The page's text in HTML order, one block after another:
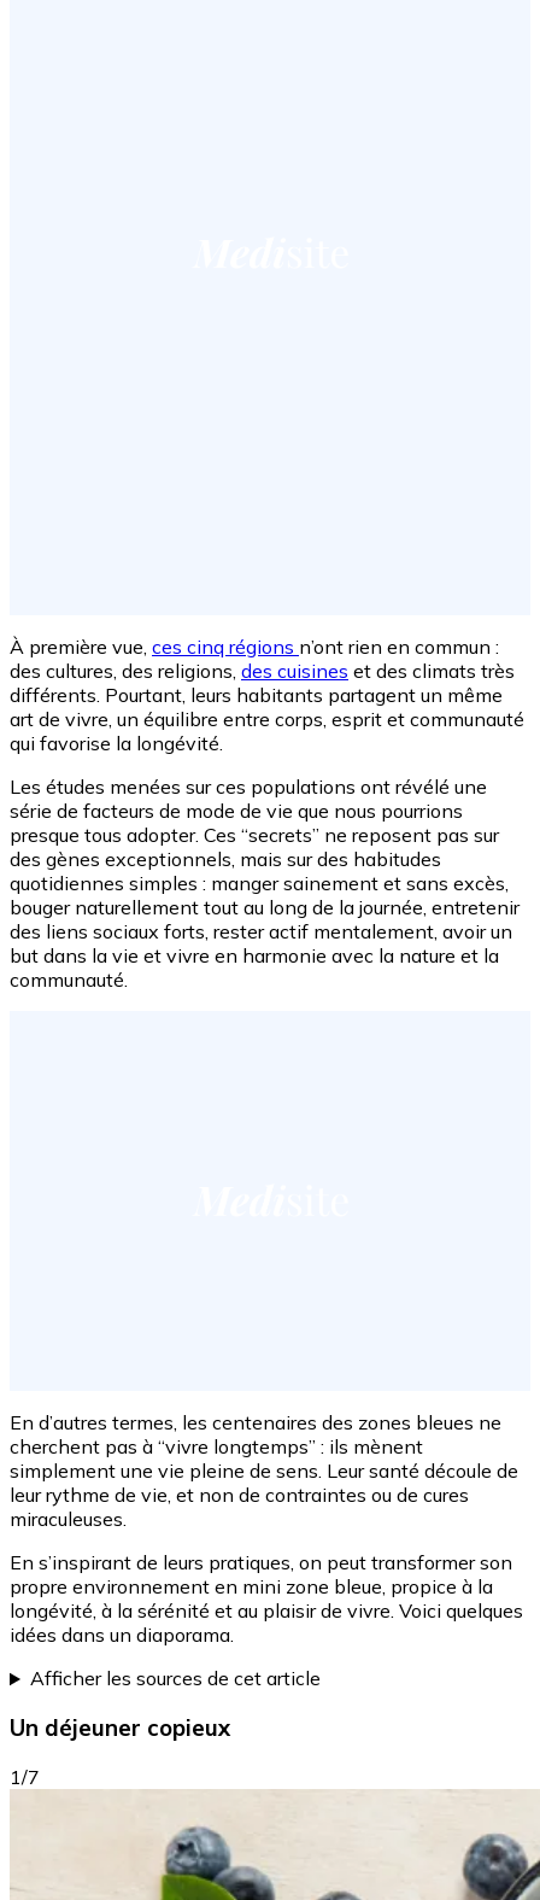
À première vue, ces cinq régions n’ont rien en commun :
des cultures, des religions, des cuisines et des climats très
différents. Pourtant, leurs habitants partagent un même
art de vivre, un équilibre entre corps, esprit et communauté
qui favorise la longévité.
Les études menées sur ces populations ont révélé une
série de facteurs de mode de vie que nous pourrions
presque tous adopter. Ces “secrets” ne reposent pas sur
des gènes exceptionnels, mais sur des habitudes
quotidiennes simples : manger sainement et sans excès,
bouger naturellement tout au long de la journée, entretenir
des liens sociaux forts, rester actif mentalement, avoir un
but dans la vie et vivre en harmonie avec la nature et la
communauté.
En d’autres termes, les centenaires des zones bleues ne
cherchent pas à “vivre longtemps” : ils mènent
simplement une vie pleine de sens. Leur santé découle de
leur rythme de vie, et non de contraintes ou de cures
miraculeuses.
En s’inspirant de leurs pratiques, on peut transformer son
propre environnement en mini zone bleue, propice à la
longévité, à la sérénité et au plaisir de vivre. Voici quelques
idées dans un diaporama.
Afficher les sources de cet article
Un déjeuner copieux
1/7